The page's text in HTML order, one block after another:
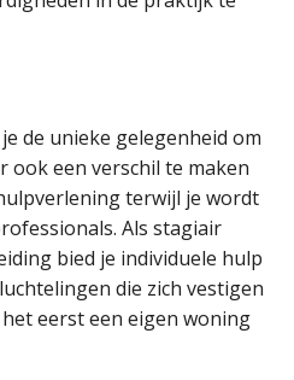
de unieke gelegenheid om
ook een verschil te maken
terwijl je wordt
Als stagiair
bied je individuele hulp
die zich vestigen
eerst een eigen woning